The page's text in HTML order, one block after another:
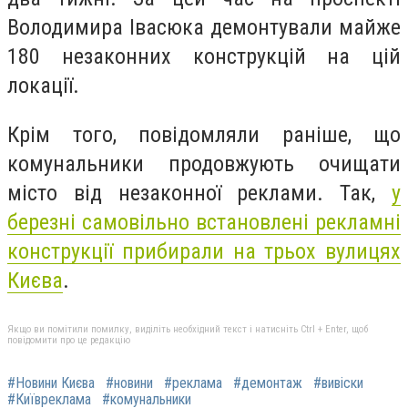
Володимира Івасюка демонтували майже
180 незаконних конструкцій на цій
локації.
Крім того, повідомляли раніше, що
комунальники продовжують очищати
місто від незаконної реклами. Так, у
березні самовільно встановлені рекламні
конструкції прибирали на трьох вулицях
Києва.
Якщо ви помітили помилку, виділіть необхідний текст і натисніть Ctrl + Enter, щоб
повідомити про це редакцію
#Новини Києва #новини #реклама #демонтаж
#вивіски
#Київреклама
#комунальники